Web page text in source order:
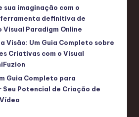
sua imaginação com o
ferramenta definitiva de
Visual Paradigm Online
Visão: Um Guia Completo sobre
Criativas com o Visual
Guia Completo para
Seu Potencial de Criação de